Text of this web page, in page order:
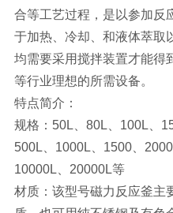
合等工艺过程，是以参加反
于加热、冷却、和液体萃取
均需要采用搅拌装置才能得
等行业理想的所需设备。
特点简介：
规格：50L、80L、100L、
500L、1000L、1500、
10000L、20000L等
材质：该型号磁力反应釜主